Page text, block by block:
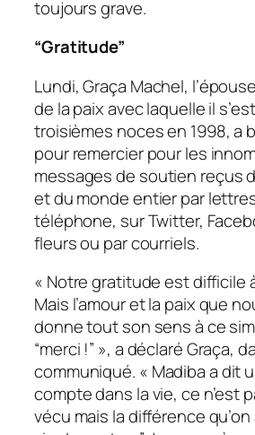
toujours grave.
“Gratitude”
Lundi, Graça Machel,
de la paix avec laquelle il
troisièmes noces en 1998, a
pour remercier pour les
messages de soutien reçus
et du monde entier par
téléphone, sur Twitter,
fleurs ou par courriels.
« Notre gratitude est difficile
Mais l’amour et la paix que
donne tout son sens à ce
“merci !” », a déclaré Graça,
communiqué. « Madiba a dit
compte dans la vie, ce n’est
vécu mais la différence